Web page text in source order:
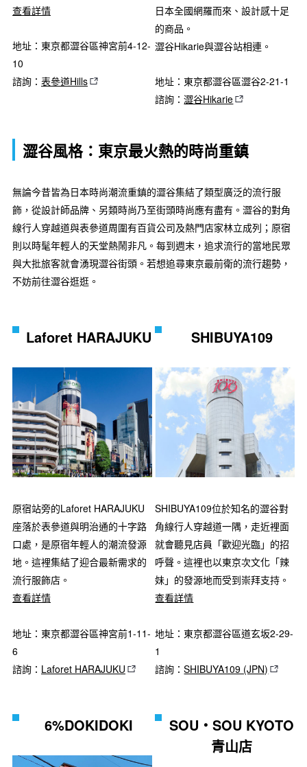
查看詳情
地址：東京都澀谷區神宮前4-12-
10
諮詢： 表參道Hills
日本全國網羅而來、設計感十足
的商品。
澀谷Hikarie與澀谷站相連。
地址：東京都澀谷區澀谷2-21-1
諮詢：澀谷Hikarie
澀谷風格：東京最火熱的時尚重鎮
無論今昔皆為日本時尚潮流重鎮的澀谷集結了類型廣泛的流行服
飾，從設計師品牌、另類時尚乃至街頭時尚應有盡有。澀谷的對角
線行人穿越道與表參道周圍有百貨公司及熱門店家林立成列；原宿
則以時髦年輕人的天堂熱鬧非凡。每到週末，追求流行的當地民眾
與大批旅客就會湧現澀谷街頭。若想追尋東京最前衛的流行趨勢，
不妨前往澀谷逛逛。
Laforet HARAJUKU
原宿站旁的Laforet HARAJUKU
座落於表參道與明治通的十字路
口處，是原宿年輕人的潮流發源
地。這裡集結了迎合最新需求的
流行服飾店。
查看詳情
地址：東京都澀谷區神宮前1-11-
6
諮詢： Laforet HARAJUKU
SHIBUYA109
SHIBUYA109位於知名的澀谷對
角線行人穿越道一隅，走近裡面
就會聽見店員「歡迎光臨」的招
呼聲。這裡也以東京次文化「辣
妹」的發源地而受到崇拜支持。
查看詳情
地址：東京都澀谷區道玄坂2-29-
1
諮詢：SHIBUYA109 (JPN)
6%DOKIDOKI
SOU‧SOU KYOTO
青山店